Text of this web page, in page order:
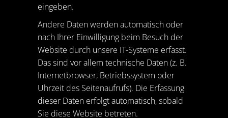
eingeben.
Andere Daten werden automatisch oder
nach Ihrer Einwilligung beim Besuch der
Website durch unsere IT-Systeme erfasst.
Das sind vor allem technische Daten (z. B.
Internetbrowser, Betriebssystem oder
Uhrzeit des Seitenaufrufs). Die Erfassung
dieser Daten erfolgt automatisch, sobald
Sie diese Website betreten.